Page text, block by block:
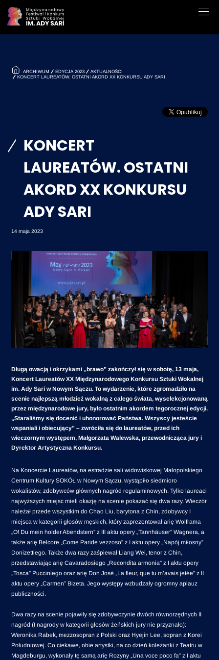
ARCHIWUM EDYCJA 2023
AKTUALNOŚCI
KONCERT LAUREATÓW. OSTATNI AKORD XX KONKURSU ADY SARI
KONCERT
LAUREATÓW. OSTATNI
AKORD XX KONKURSU
ADY SARI
14 maja 2023
Długą owacją i okrzykami „brawo” zakończył się w sobotę, 13 maja,
Koncert Laureatów XX Międzynarodowego Konkursu Sztuki Wokalnej
im. Ady Sari w Nowym Sączu. To wydarzenie, które zgromadziło na
scenie najlepszą młodzież wokalną z całego świata, wyselekcjonowaną
przez międzynarodowe jury, było ostatnim akordem tegorocznej edycji.
„Staraliśmy się docenić i uhonorować Państwa. Wszyscy jesteście
wspaniali i obiecujący” – zwróciła się do laureatów, przed ich
wieczornym występem, Małgorzata Walewska, przewodnicząca jury i
Dyrektor Artystyczna Konkursu.
Na Koncercie Laureatów, na estradzie sali widowiskowej Małopolskiego
Centrum Kultury SOKÓŁ w Nowym Sączu, wystąpiło siedmioro
wokalistów, zdobywców głównych nagród regulaminowych. Tylko laureaci
najwyższych miejsc mieli okazję na scenie pokazać się dwa razy. Wieczór
należał przede wszystkim do Chao Liu, barytona z Chin, zdobywcy I
miejsca w kategorii głosów męskich, który zaprezentował arię Wolframa
„O! Du mein holder Abendstern” z III aktu opery „Tannhäuser” Wagnera, a
także arię Belcore „Come Paride vezzoso” z I aktu opery „Napój miłosny”
Donizettiego. Także dwa razy zaśpiewał Liang Wei, tenor z Chin,
przedstawiając arię Cavaradosiego „Recondita armonia” z I aktu opery
„Tosca” Pucciniego oraz arię Don José „La fleur, que tu m’avais jetée” z II
aktu opery „Carmen” Bizeta. Jego występy wzbudzały ogromny aplauz
publiczności.
Dwa razy na scenie pojawiły się zdobywczynie dwóch równorzędnych II
nagród (I nagrody w kategorii głosów żeńskich jury nie przyznało):
Weronika Rabek, mezzosopran z Polski oraz Hyejin Lee, sopran z Korei
Południowej. Co ciekawe, obie artystki, na co dzień koleżanki z Teatru w
Magdeburgu, wykonały tę samą arię Rozyny „Una voce poco fa” z I aktu